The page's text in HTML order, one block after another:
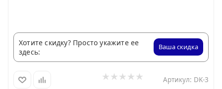
Хотите скидку? Просто укажите ее
здесь:
Ваша скидка
Артикул: DK-3